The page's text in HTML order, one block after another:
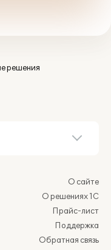
решения
О сайте
О решениях 1С
Прайс-лист
Поддержка
Обратная связь